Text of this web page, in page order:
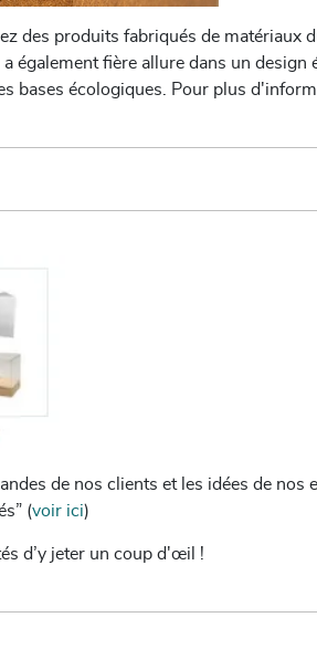
des produits fabriqués de matériaux
a également fière allure dans un
bases écologiques. Pour plus
de nos clients et les idées de
(voir ici)
d’y jeter un coup d'œil !